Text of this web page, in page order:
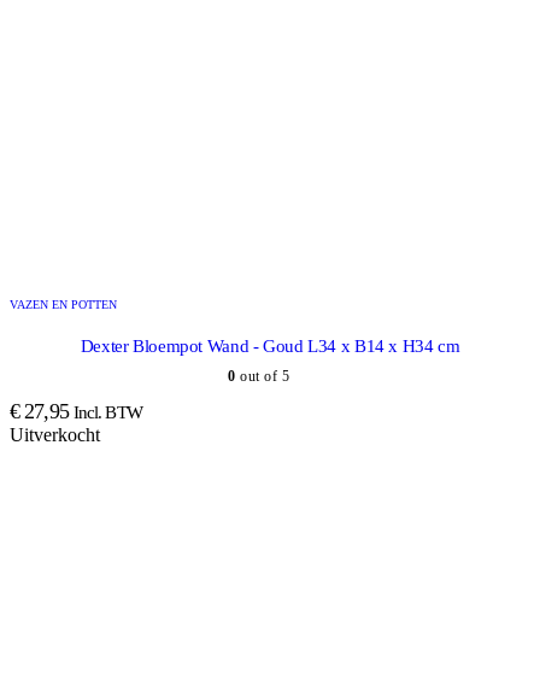
VAZEN EN POTTEN
Dexter Bloempot Wand - Goud L34 x B14 x H34 cm
0 out of 5
€27,95 Incl. BTW
Uitverkocht